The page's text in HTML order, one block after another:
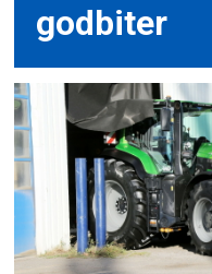
godbiter